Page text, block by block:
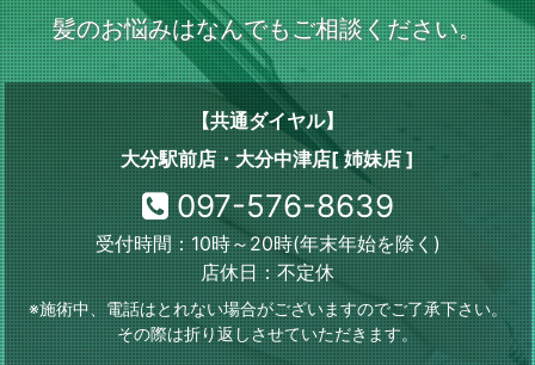
髪のお悩みはなんでもご相談ください。
【共通ダイヤル】
大分駅前店・大分中津店[ 姉妹店 ]
097-576-8639
受付時間：10時～20時(年末年始を除く)
店休日：不定休
※施術中、電話はとれない場合がございますのでご了承下さい。
その際は折り返しさせていただきます。